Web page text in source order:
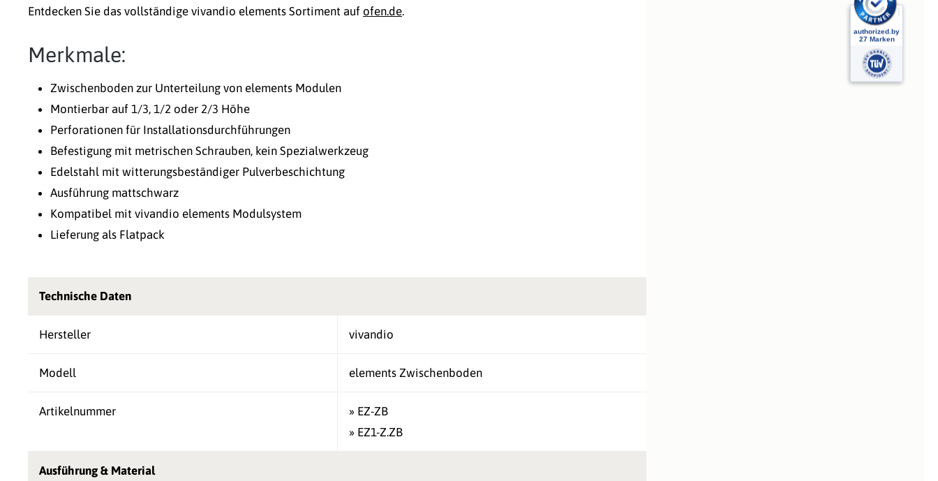
Entdecken Sie das vollständige vivandio elements Sortiment auf ofen.de.
Merkmale:
Zwischenboden zur Unterteilung von elements Modulen
Montierbar auf 1/3, 1/2 oder 2/3 Höhe
Perforationen für Installationsdurchführungen
Befestigung mit metrischen Schrauben, kein Spezialwerkzeug
Edelstahl mit witterungsbeständiger Pulverbeschichtung
Ausführung mattschwarz
Kompatibel mit vivandio elements Modulsystem
Lieferung als Flatpack
Technische Daten
Hersteller vivandio
Modell elements Zwischenboden
Artikelnummer
» EZ-ZB
» EZ1-Z.ZB
Ausführung & Material